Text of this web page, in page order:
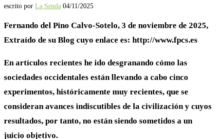
escrito por La Senda 04/11/2025
Fernando del Pino Calvo-Sotelo, 3 de noviembre de 2025,
Extraído de su Blog cuyo enlace es: http://www.fpcs.es
En artículos recientes he ido desgranando cómo las
sociedades occidentales están llevando a cabo cinco
experimentos, históricamente muy recientes, que se
consideran avances indiscutibles de la civilización y cuyos
resultados, por tanto, no están siendo sometidos a un
juicio objetivo.